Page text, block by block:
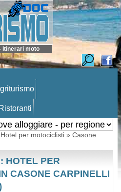
Itinerari moto
Ristoranti
per motociclisti» Casone
HOTEL PER
CASONE CARPINELLI